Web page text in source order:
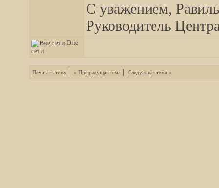
С уважением,
Руководитель
Вне
сети
Печатать тему « Предыдущая тема Следующая тема »